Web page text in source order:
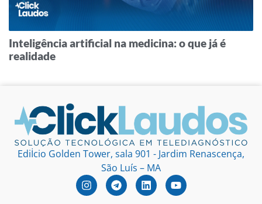
Inteligência artificial na medicina: o que já é
realidade
Ediİcio Golden Tower, sala 901 - Jardim Renascença,
São Luís – MA